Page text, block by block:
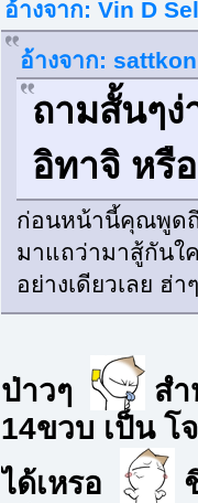
อ้างจาก: Vin D
อ้างจาก:
ถามสั้นๆง่
อิทาจิ หรื
ก่อนหน้านี้คุณพูดถึ
มาแถว่ามาสู้กันใ
อย่างเดียวเลย ฮ่า
ป่าวๆ
สำ
14ขวบ เป็น โ
ได้เหรอ